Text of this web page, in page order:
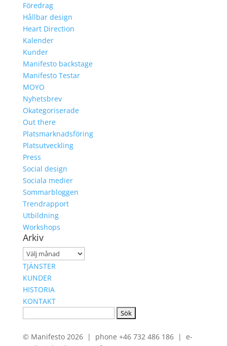
Föredrag
Hållbar design
Heart Direction
Kalender
Kunder
Manifesto backstage
Manifesto Testar
MOYO
Nyhetsbrev
Okategoriserade
Out there
Platsmarknadsföring
Platsutveckling
Press
Social design
Sociala medier
Sommarbloggen
Trendrapport
Utbildning
Workshops
Arkiv
Arkiv
TJÄNSTER
KUNDER
HISTORIA
KONTAKT
© Manifesto 2026 | phone +46 732 486 186 | e-